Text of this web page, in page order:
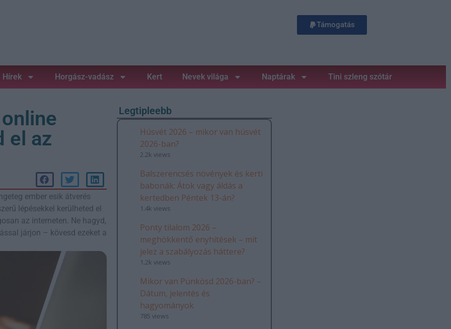
Támogatás
Hírek Horgász-vadász Kert Nevek világa Naptárak Tini szleng szótár
el az
ember esik átverés
lépésekkel kerülheted el
az interneten. Ne hagyd,
járjon – kövesd ezeket a
Legtipleebb
Húsvét 2026 – mikor van húsvét
2026-ban?
2.2k views
Balszerencsés növények és kerti
babonák: Átok vagy áldás a
kertedben Péntek 13-án?
1.4k views
Ponty tilalom 2026 –
meghökkentő enyhítések – mit
jelez a szabályozás háttere?
1.2k views
Mikor van Pünkösd 2026-ban? –
Dátum, jelentés és
hagyományok
785 views